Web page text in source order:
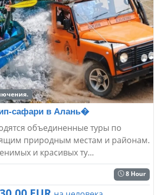
сафари в Алань�
объединенные туры по
природным местам и районам.
и красивых ту...
8 Hour